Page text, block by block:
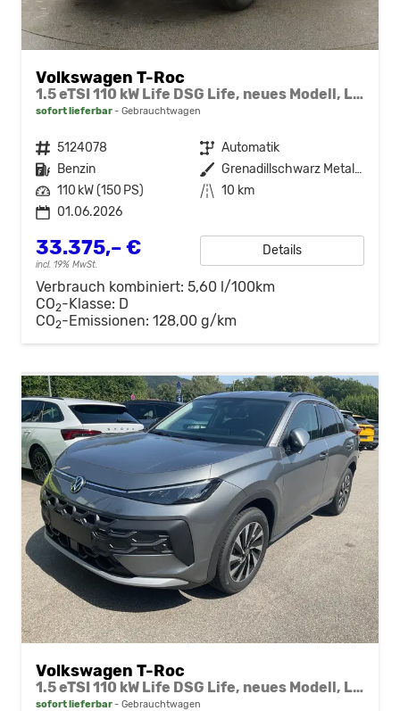
Volkswagen T-Roc
1.5 eTSI 110 kW Life DSG Life, neues Modell, LED, Kamera, Side, Winter, 17-Zoll
sofort lieferbar Gebrauchtwagen
Fahrzeugnr. 5124078 Getriebe Automatik
Kraftstoff Benzin Außenfarbe
Grenadillschwarz Metallic
Leistung 110 kW (150 PS) Kilometerstand 10 km
01.06.2026
33.375,– €
incl. 19% MwSt.
Details
Verbrauch kombiniert: 5,60 l/100km
CO2-Klasse: D
CO2-Emissionen: 128,00 g/km
Volkswagen T-Roc
1.5 eTSI 110 kW Life DSG Life, neues Modell, LED, Kamera, Side, Winter, 17-Zoll
sofort lieferbar Gebrauchtwagen